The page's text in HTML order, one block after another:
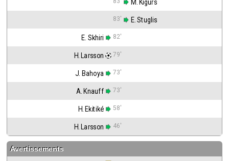
M. Kigurs
83' E. Stuglis
E. Skhiri 82'
H. Larsson 79'
J. Bahoya 73'
A. Knauff 73'
H. Ekitiké 58'
H. Larsson 46'
Avertissements